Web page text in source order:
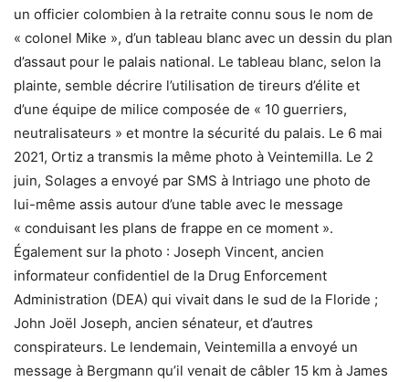
un officier colombien à la retraite connu sous le nom de
« colonel Mike », d’un tableau blanc avec un dessin du plan
d’assaut pour le palais national. Le tableau blanc, selon la
plainte, semble décrire l’utilisation de tireurs d’élite et
d’une équipe de milice composée de « 10 guerriers,
neutralisateurs » et montre la sécurité du palais. Le 6 mai
2021, Ortiz a transmis la même photo à Veintemilla. Le 2
juin, Solages a envoyé par SMS à Intriago une photo de
lui-même assis autour d’une table avec le message
« conduisant les plans de frappe en ce moment ».
Également sur la photo : Joseph Vincent, ancien
informateur confidentiel de la Drug Enforcement
Administration (DEA) qui vivait dans le sud de la Floride ;
John Joël Joseph, ancien sénateur, et d’autres
conspirateurs. Le lendemain, Veintemilla a envoyé un
message à Bergmann qu’il venait de câbler 15 km à James